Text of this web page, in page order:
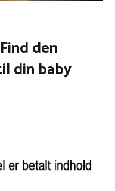
den
din baby